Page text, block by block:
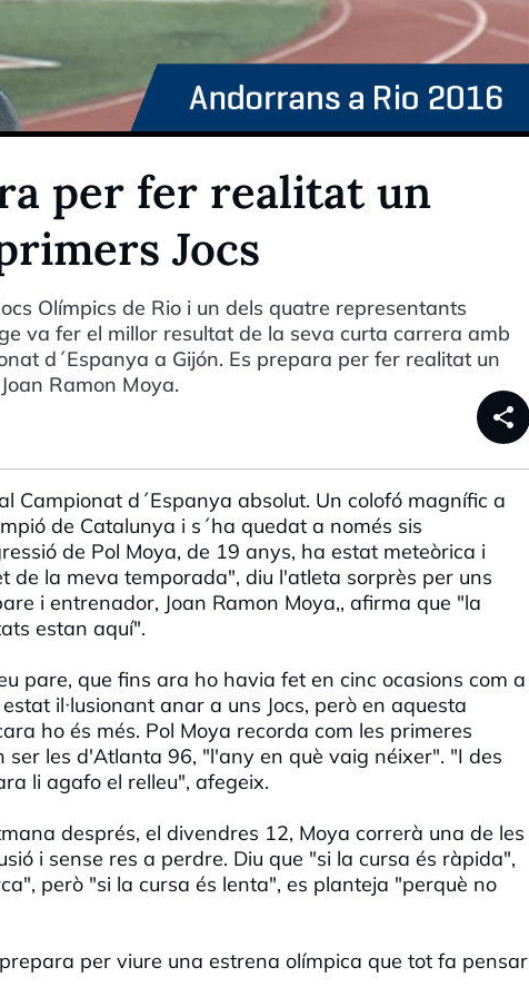
per fer realitat un
Jocs
Olímpics de Rio i un dels quatre representants
va fer el millor resultat de la seva curta carrera amb
d´Espanya a Gijón. Es prepara per fer realitat un
Ramon Moya.
share
Campionat d´Espanya absolut. Un colofó magnífic a
de Catalunya i s´ha quedat a només sis
de Pol Moya, de 19 anys, ha estat meteòrica i
de la meva temporada", diu l'atleta sorprès per uns
i entrenador, Joan Ramon Moya,, afirma que "la
estan aquí".
pare, que fins ara ho havia fet en cinc ocasions com a
il·lusionant anar a uns Jocs, però en aquesta
ho és més. Pol Moya recorda com les primeres
les d'Atlanta 96, "l'any en què vaig néixer". "I des
li agafo el relleu", afegeix.
després, el divendres 12, Moya correrà una de les
i sense res a perdre. Diu que "si la cursa és ràpida",
però "si la cursa és lenta", es planteja "perquè no
per viure una estrena olímpica que tot fa pensar